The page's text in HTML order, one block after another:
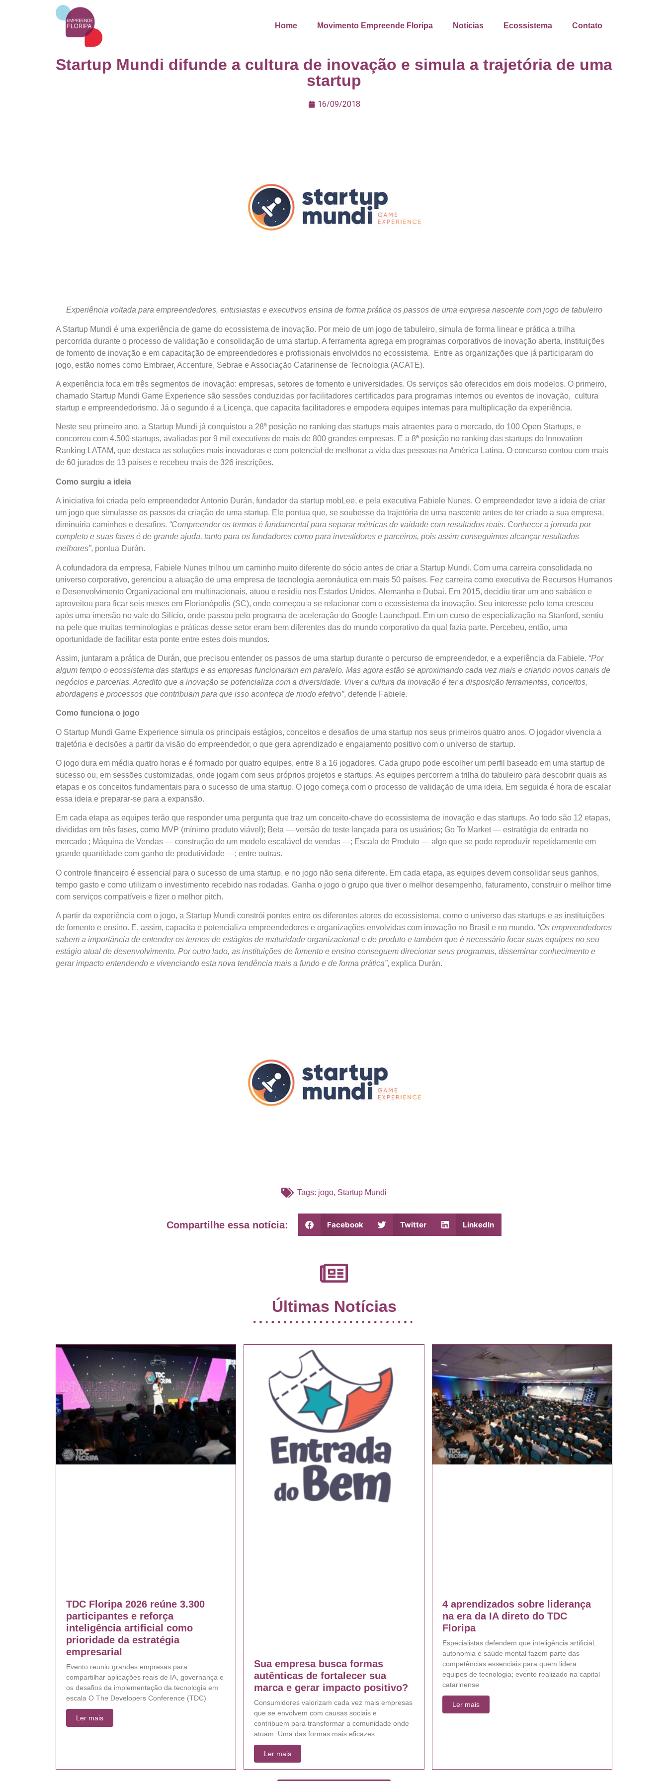
Home Movimento Empreende Floripa Notícias Ecossistema Contato
Startup Mundi difunde a cultura de inovação e simula a trajetória de uma
startup
16/09/2018
Experiência voltada para empreendedores, entusiastas e executivos ensina de forma prática os passos de uma empresa nascente com jogo de tabuleiro
A Startup Mundi é uma experiência de game do ecossistema de inovação. Por meio de um jogo de tabuleiro, simula de forma linear e prática a trilha
percorrida durante o processo de validação e consolidação de uma startup. A ferramenta agrega em programas corporativos de inovação aberta, instituições
de fomento de inovação e em capacitação de empreendedores e profissionais envolvidos no ecossistema. Entre as organizações que já participaram do
jogo, estão nomes como Embraer, Accenture, Sebrae e Associação Catarinense de Tecnologia (ACATE).
A experiência foca em três segmentos de inovação: empresas, setores de fomento e universidades. Os serviços são oferecidos em dois modelos. O primeiro,
chamado Startup Mundi Game Experience são sessões conduzidas por facilitadores certificados para programas internos ou eventos de inovação, cultura
startup e empreendedorismo. Já o segundo é a Licença, que capacita facilitadores e empodera equipes internas para multiplicação da experiência.
Neste seu primeiro ano, a Startup Mundi já conquistou a 28ª posição no ranking das startups mais atraentes para o mercado, do 100 Open Startups, e
concorreu com 4.500 startups, avaliadas por 9 mil executivos de mais de 800 grandes empresas. E a 8ª posição no ranking das startups do Innovation
Ranking LATAM, que destaca as soluções mais inovadoras e com potencial de melhorar a vida das pessoas na América Latina. O concurso contou com mais
de 60 jurados de 13 países e recebeu mais de 326 inscrições.
Como surgiu a ideia
A iniciativa foi criada pelo empreendedor Antonio Durán, fundador da startup mobLee, e pela executiva Fabiele Nunes. O empreendedor teve a ideia de criar
um jogo que simulasse os passos da criação de uma startup. Ele pontua que, se soubesse da trajetória de uma nascente antes de ter criado a sua empresa,
diminuiria caminhos e desafios. “Compreender os termos é fundamental para separar métricas de vaidade com resultados reais. Conhecer a jornada por
completo e suas fases é de grande ajuda, tanto para os fundadores como para investidores e parceiros, pois assim conseguimos alcançar resultados
melhores”, pontua Durán.
A cofundadora da empresa, Fabiele Nunes trilhou um caminho muito diferente do sócio antes de criar a Startup Mundi. Com uma carreira consolidada no
universo corporativo, gerenciou a atuação de uma empresa de tecnologia aeronáutica em mais 50 países. Fez carreira como executiva de Recursos Humanos
e Desenvolvimento Organizacional em multinacionais, atuou e residiu nos Estados Unidos, Alemanha e Dubai. Em 2015, decidiu tirar um ano sabático e
aproveitou para ficar seis meses em Florianópolis (SC), onde começou a se relacionar com o ecossistema da inovação. Seu interesse pelo tema cresceu
após uma imersão no vale do Silício, onde passou pelo programa de aceleração do Google Launchpad. Em um curso de especialização na Stanford, sentiu
na pele que muitas terminologias e práticas desse setor eram bem diferentes das do mundo corporativo da qual fazia parte. Percebeu, então, uma
oportunidade de facilitar esta ponte entre estes dois mundos.
Assim, juntaram a prática de Durán, que precisou entender os passos de uma startup durante o percurso de empreendedor, e a experiência da Fabiele. “Por
algum tempo o ecossistema das startups e as empresas funcionaram em paralelo. Mas agora estão se aproximando cada vez mais e criando novos canais de
negócios e parcerias. Acredito que a inovação se potencializa com a diversidade. Viver a cultura da inovação é ter a disposição ferramentas, conceitos,
abordagens e processos que contribuam para que isso aconteça de modo efetivo”, defende Fabiele.
Como funciona o jogo
O Startup Mundi Game Experience simula os principais estágios, conceitos e desafios de uma startup nos seus primeiros quatro anos. O jogador vivencia a
trajetória e decisões a partir da visão do empreendedor, o que gera aprendizado e engajamento positivo com o universo de startup.
O jogo dura em média quatro horas e é formado por quatro equipes, entre 8 a 16 jogadores. Cada grupo pode escolher um perfil baseado em uma startup de
sucesso ou, em sessões customizadas, onde jogam com seus próprios projetos e startups. As equipes percorrem a trilha do tabuleiro para descobrir quais as
etapas e os conceitos fundamentais para o sucesso de uma startup. O jogo começa com o processo de validação de uma ideia. Em seguida é hora de escalar
essa ideia e preparar-se para a expansão.
Em cada etapa as equipes terão que responder uma pergunta que traz um conceito-chave do ecossistema de inovação e das startups. Ao todo são 12 etapas,
divididas em três fases, como MVP (mínimo produto viável); Beta — versão de teste lançada para os usuários; Go To Market — estratégia de entrada no
mercado ; Máquina de Vendas — construção de um modelo escalável de vendas —; Escala de Produto — algo que se pode reproduzir repetidamente em
grande quantidade com ganho de produtividade —; entre outras.
O controle financeiro é essencial para o sucesso de uma startup, e no jogo não seria diferente. Em cada etapa, as equipes devem consolidar seus ganhos,
tempo gasto e como utilizam o investimento recebido nas rodadas. Ganha o jogo o grupo que tiver o melhor desempenho, faturamento, construir o melhor time
com serviços compatíveis e fizer o melhor pitch.
A partir da experiência com o jogo, a Startup Mundi constrói pontes entre os diferentes atores do ecossistema, como o universo das startups e as instituições
de fomento e ensino. E, assim, capacita e potencializa empreendedores e organizações envolvidas com inovação no Brasil e no mundo. “Os empreendedores
sabem a importância de entender os termos de estágios de maturidade organizacional e de produto e também que é necessário focar suas equipes no seu
estágio atual de desenvolvimento. Por outro lado, as instituições de fomento e ensino conseguem direcionar seus programas, disseminar conhecimento e
gerar impacto entendendo e vivenciando esta nova tendência mais a fundo e de forma prática”, explica Durán.
Tags: jogo, Startup Mundi
Compartilhe essa notícia: Facebook Twitter LinkedIn
Últimas Notícias
TDC Floripa 2026 reúne 3.300
participantes e reforça
inteligência artificial como
prioridade da estratégia
empresarial
Evento reuniu grandes empresas para
compartilhar aplicações reais de IA, governança e
os desafios da implementação da tecnologia em
escala O The Developers Conference (TDC)
Ler mais
Sua empresa busca formas
autênticas de fortalecer sua
marca e gerar impacto positivo?
Consumidores valorizam cada vez mais empresas
que se envolvem com causas sociais e
contribuem para transformar a comunidade onde
atuam. Uma das formas mais eficazes
Ler mais
4 aprendizados sobre liderança
na era da IA direto do TDC
Floripa
Especialistas defendem que inteligência artificial,
autonomia e saúde mental fazem parte das
competências essenciais para quem lidera
equipes de tecnologia; evento realizado na capital
catarinense
Ler mais